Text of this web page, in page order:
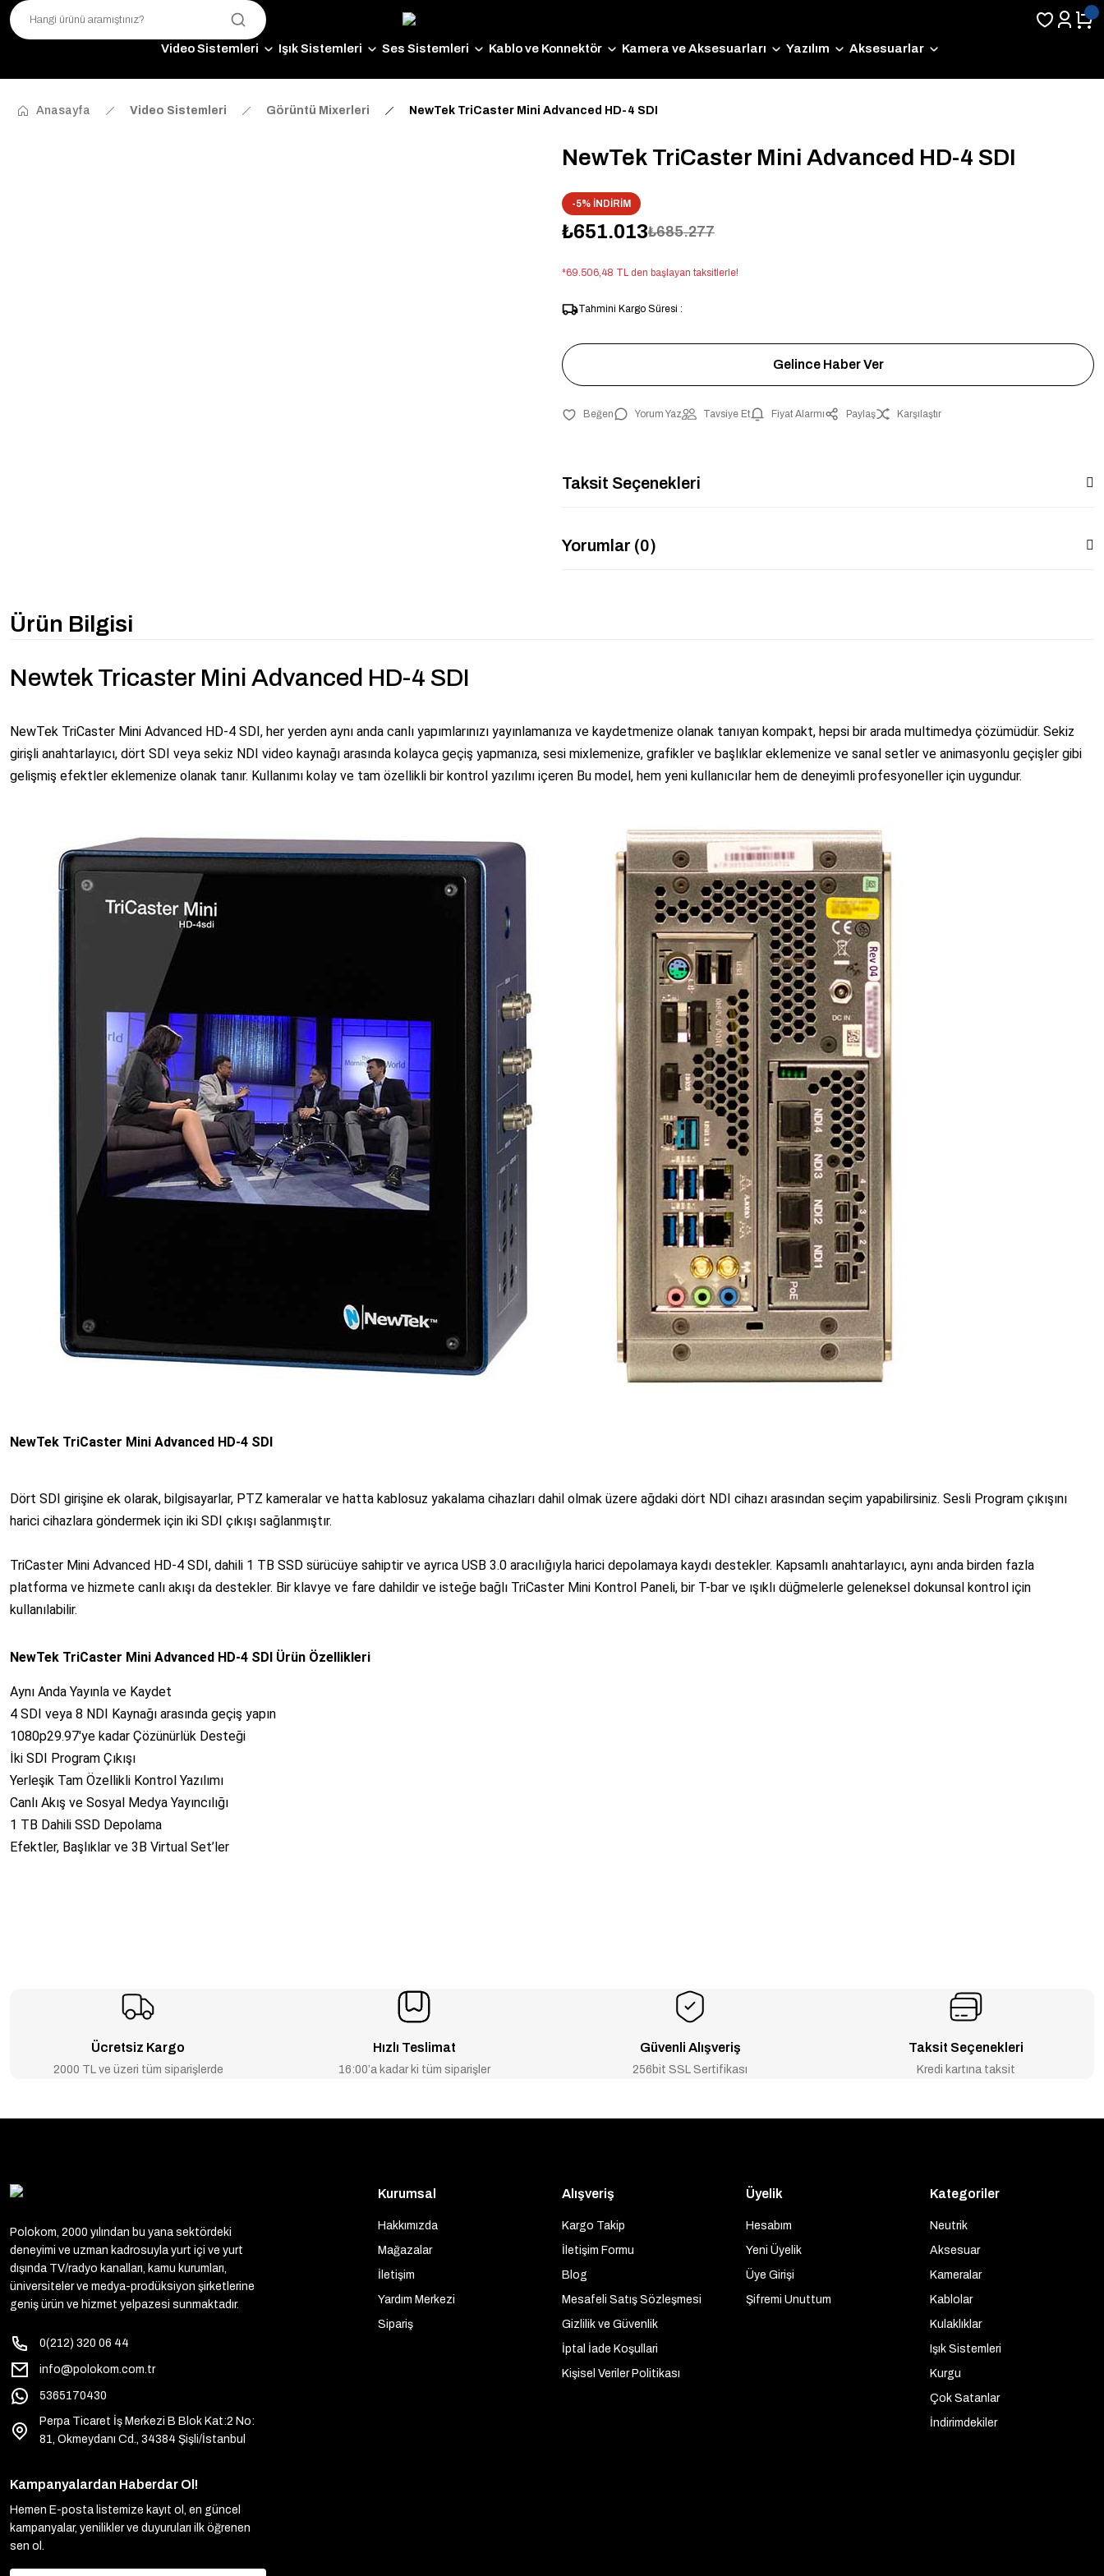
Video Sistemleri Işık Sistemleri Ses Sistemleri Kablo ve Konnektör Kamera ve Aksesuarları Yazılım Aksesuarlar
Anasayfa Video Sistemleri Görüntü Mixerleri NewTek TriCaster Mini Advanced HD-4 SDI
NewTek TriCaster Mini Advanced HD-4 SDI
-5% İNDİRİM
₺651.013₺685.277
*69.506,48 TL den başlayan taksitlerle!
Tahmini Kargo Süresi :
Gelince Haber Ver
Yorum Yaz Tavsiye Et Fiyat Alarmı Paylaş Karşılaştır
Taksit Seçenekleri
Yorumlar (0)
Ürün Bilgisi
Newtek Tricaster Mini Advanced HD-4 SDI
NewTek TriCaster Mini Advanced HD-4 SDI, her yerden aynı anda canlı yapımlarınızı yayınlamanıza ve kaydetmenize olanak tanıyan kompakt, hepsi bir arada multimedya çözümüdür. Sekiz
girişli anahtarlayıcı, dört SDI veya sekiz NDI video kaynağı arasında kolayca geçiş yapmanıza, sesi mixlemenize, grafikler ve başlıklar eklemenize ve sanal setler ve animasyonlu geçişler gibi
gelişmiş efektler eklemenize olanak tanır. Kullanımı kolay ve tam özellikli bir kontrol yazılımı içeren Bu model, hem yeni kullanıcılar hem de deneyimli profesyoneller için uygundur.
NewTek TriCaster Mini Advanced HD-4 SDI
Dört SDI girişine ek olarak, bilgisayarlar, PTZ kameralar ve hatta kablosuz yakalama cihazları dahil olmak üzere ağdaki dört NDI cihazı arasından seçim yapabilirsiniz. Sesli Program çıkışını
harici cihazlara göndermek için iki SDI çıkışı sağlanmıştır.
TriCaster Mini Advanced HD-4 SDI, dahili 1 TB SSD sürücüye sahiptir ve ayrıca USB 3.0 aracılığıyla harici depolamaya kaydı destekler. Kapsamlı anahtarlayıcı, aynı anda birden fazla
platforma ve hizmete canlı akışı da destekler. Bir klavye ve fare dahildir ve isteğe bağlı TriCaster Mini Kontrol Paneli, bir T-bar ve ışıklı düğmelerle geleneksel dokunsal kontrol için
kullanılabilir.
NewTek TriCaster Mini Advanced HD-4 SDI Ürün Özellikleri
Aynı Anda Yayınla ve Kaydet
4 SDI veya 8 NDI Kaynağı arasında geçiş yapın
1080p29.97'ye kadar Çözünürlük Desteği
İki SDI Program Çıkışı
Yerleşik Tam Özellikli Kontrol Yazılımı
Canlı Akış ve Sosyal Medya Yayıncılığı
1 TB Dahili SSD Depolama
Efektler, Başlıklar ve 3B Virtual Set’ler
Ücretsiz Kargo
2000 TL ve üzeri tüm siparişlerde
Hızlı Teslimat
16:00’a kadar ki tüm siparişler
Güvenli Alışveriş
256bit SSL Sertifikası
Taksit Seçenekleri
Kredi kartına taksit
Polokom, 2000 yılından bu yana sektördeki
deneyimi ve uzman kadrosuyla yurt içi ve yurt
dışında TV/radyo kanalları, kamu kurumları,
üniversiteler ve medya-prodüksiyon şirketlerine
geniş ürün ve hizmet yelpazesi sunmaktadır.
0(212) 320 06 44
info@polokom.com.tr
5365170430
Perpa Ticaret İş Merkezi B Blok Kat:2 No:
81, Okmeydanı Cd., 34384 Şişli/İstanbul
Kurumsal
Hakkımızda
Mağazalar
İletişim
Yardım Merkezi
Sipariş
Alışveriş
Kargo Takip
İletişim Formu
Blog
Mesafeli Satış Sözleşmesi
Gizlilik ve Güvenlik
İptal İade Koşullari
Kişisel Veriler Politikası
Üyelik
Hesabım
Yeni Üyelik
Üye Girişi
Şifremi Unuttum
Kategoriler
Neutrik
Aksesuar
Kameralar
Kablolar
Kulaklıklar
Işık Sistemleri
Kurgu
Çok Satanlar
İndirimdekiler
Kampanyalardan Haberdar Ol!
Hemen E-posta listemize kayıt ol, en güncel
kampanyalar, yenilikler ve duyuruları ilk öğrenen
sen ol.